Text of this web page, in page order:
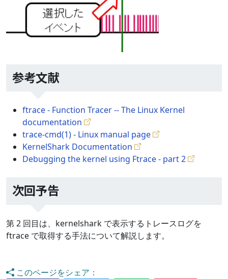
参考文献
ftrace - Function Tracer -- The Linux Kernel
documentation
trace-cmd(1) - Linux manual page
KernelShark Documentation
Debugging the kernel using Ftrace - part 2
次回予告
第 2 回目は、kernelshark で表示するトレースログを
ftrace で取得する手法について解説します。
このページをシェア：